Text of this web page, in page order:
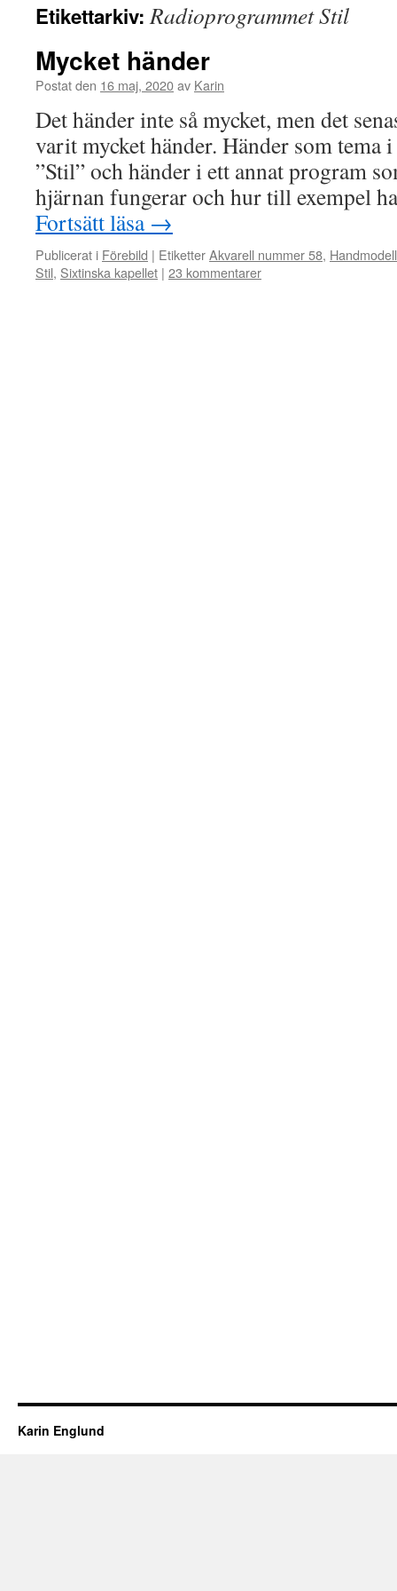
Etikettarkiv:Radioprogrammet Stil
Mycket händer
Postat den 16 maj, 2020av Karin
Det händer inte så mycket, men det
varit mycket händer. Händer som tema
”Stil” och händer i ett annat program
hjärnan fungerar och hur till exempel
Fortsätt läsa →
Publicerat i Förebild | EtiketterAkvarell nummer 58, Handmodell
Stil, Sixtinska kapellet | 23 kommentarer
Karin Englund